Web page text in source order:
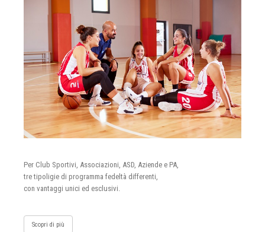
Per Club Sportivi, Associazioni, ASD, Aziende e PA,
tre tipoligie di programma fedeltà differenti,
con vantaggi unici ed esclusivi.
Scopri di più